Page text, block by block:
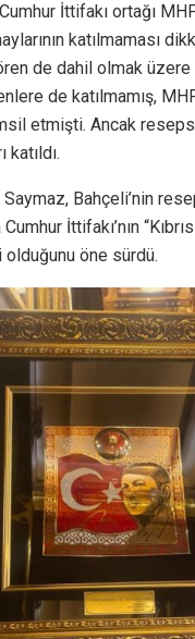
İttifakı ortağı
katılmaması
de dahil olmak
de katılmamış,
etmişti. Ancak
katıldı.
Bahçeli’nin
Cumhur İttifakı’nın
olduğunu öne sürdü.